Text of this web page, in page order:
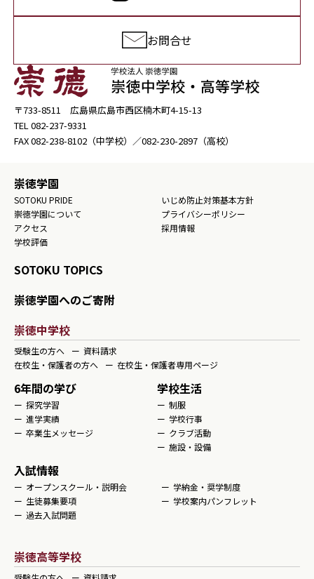
〒733-8511 広島県広島市西区楠木町4-15-13
TEL082-237-9331
FAX082-238-8102 （中学校）／082-230-2897 （高校）
お問合せ
崇徳学園
SOTOKU PRIDE
崇徳学園について
アクセス
学校評価
いじめ防止対策基本方針
プライバシーポリシー
採用情報
SOTOKU TOPICS
崇徳学園へのご寄附
崇徳中学校
受験生の方へ
資料請求
在校生・保護者の方へ
在校生・保護者専用ページ
6年間の学び
探究学習
進学実績
卒業生メッセージ
学校生活
制服
学校行事
クラブ活動
施設・設備
入試情報
オープンスクール・説明会
生徒募集要項
過去入試問題
学納金・奨学制度
学校案内パンフレット
崇徳高等学校